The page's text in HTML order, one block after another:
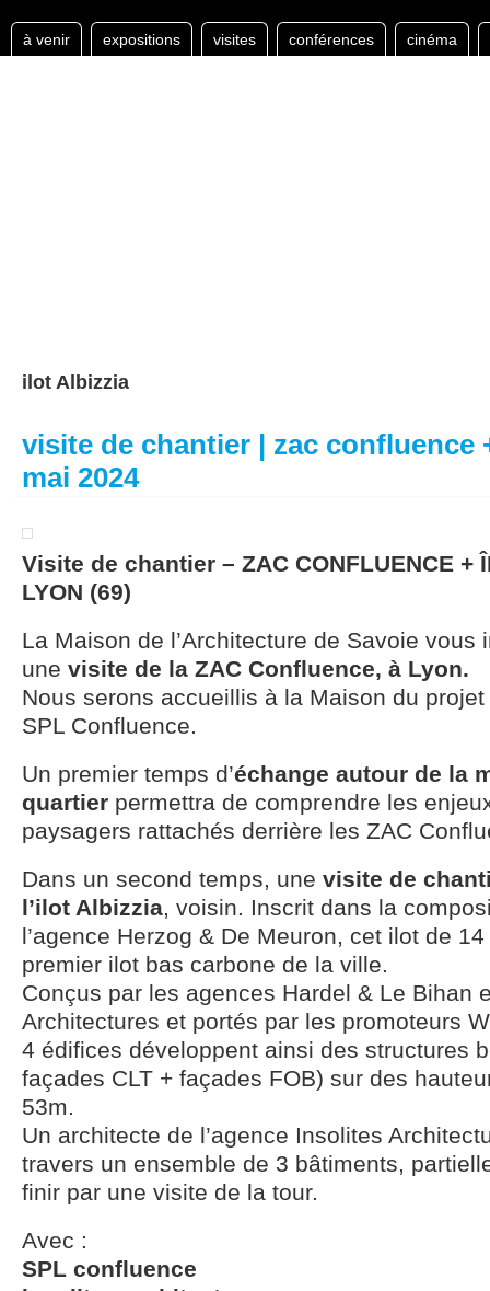
à venir expositions visites conférences cinéma
ilot Albizzia
visite de chantier | zac confluence
mai 2024
Visite de chantier – ZAC CONFLUENCE +
LYON (69)
La Maison de l’Architecture de Savoie vous
une visite de la ZAC Confluence, à Lyon.
Nous serons accueillis à la Maison du projet
SPL Confluence.
Un premier temps d’échange autour de la
quartier permettra de comprendre les
paysagers rattachés derrière les ZAC
Dans un second temps, une visite de
l’ilot Albizzia, voisin. Inscrit dans la
l’agence Herzog & De Meuron, cet ilot de
premier ilot bas carbone de la ville.
Conçus par les agences Hardel & Le Bihan
Architectures et portés par les promoteurs
4 édifices développent ainsi des structures
façades CLT + façades FOB) sur des
53m.
Un architecte de l’agence Insolites
travers un ensemble de 3 bâtiments,
finir par une visite de la tour.
Avec :
SPL confluence